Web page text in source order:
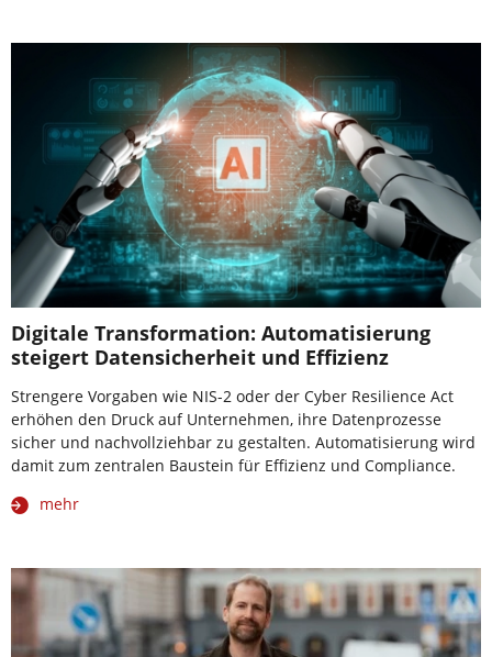
Digitale Transformation: Automatisierung
steigert Datensicherheit und Effizienz
Strengere Vorgaben wie NIS-2 oder der Cyber Resilience Act
erhöhen den Druck auf Unternehmen, ihre Datenprozesse
sicher und nachvollziehbar zu gestalten. Automatisierung wird
damit zum zentralen Baustein für Effizienz und Compliance.
mehr